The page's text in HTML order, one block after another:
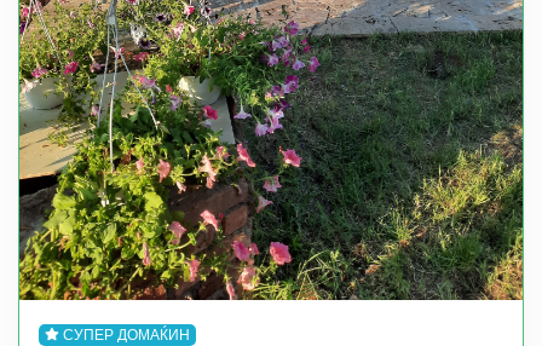
СУПЕР ДОМАЌИН